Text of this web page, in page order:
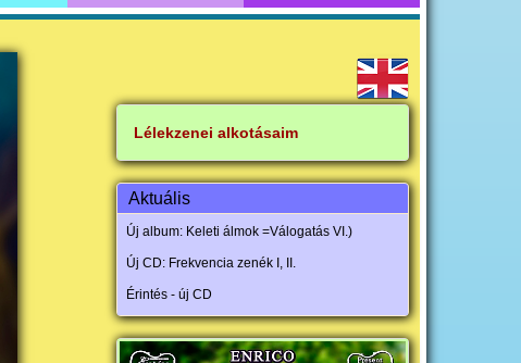
Lélekzenei alkotásaim
Aktuális
Új album: Keleti álmok =Válogatás VI.)
Új CD: Frekvencia zenék I, II.
Érintés - új CD